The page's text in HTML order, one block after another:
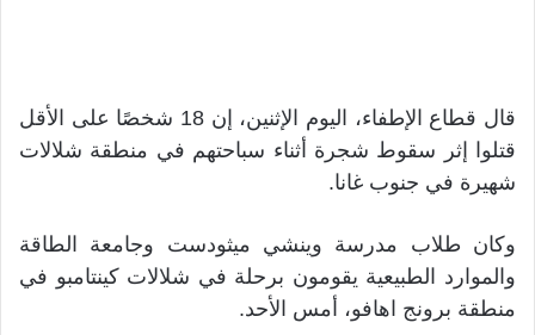
قال قطاع الإطفاء، اليوم الإثنين، إن 18 شخصًا على الأقل
قتلوا إثر سقوط شجرة أثناء سباحتهم في منطقة شلالات
شهيرة في جنوب غانا.
وكان طلاب مدرسة وينشي ميثودست وجامعة الطاقة
والموارد الطبيعية يقومون برحلة في شلالات كينتامبو في
منطقة برونج اهافو، أمس الأحد.